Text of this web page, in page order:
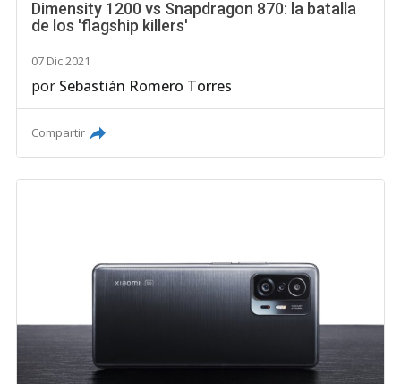
Dimensity 1200 vs Snapdragon 870: la batalla
de los 'flagship killers'
07 Dic 2021
por Sebastián Romero Torres
Compartir